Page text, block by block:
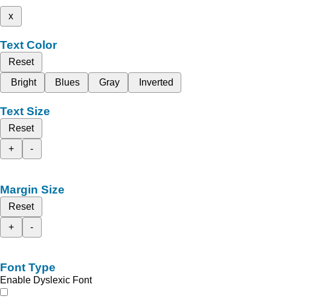
x
Text Color
Reset
Bright
Blues Gray Inverted
Text Size
Reset
+
-
Margin Size
Reset
+
-
Font Type
Enable Dyslexic Font